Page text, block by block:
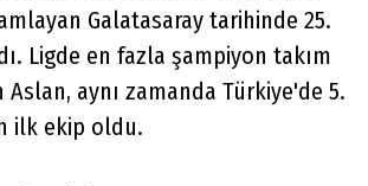
Galatasaray tarihinde 25.
Ligde en fazla şampiyon takım
aynı zamanda Türkiye'de 5.
ilk ekip oldu.